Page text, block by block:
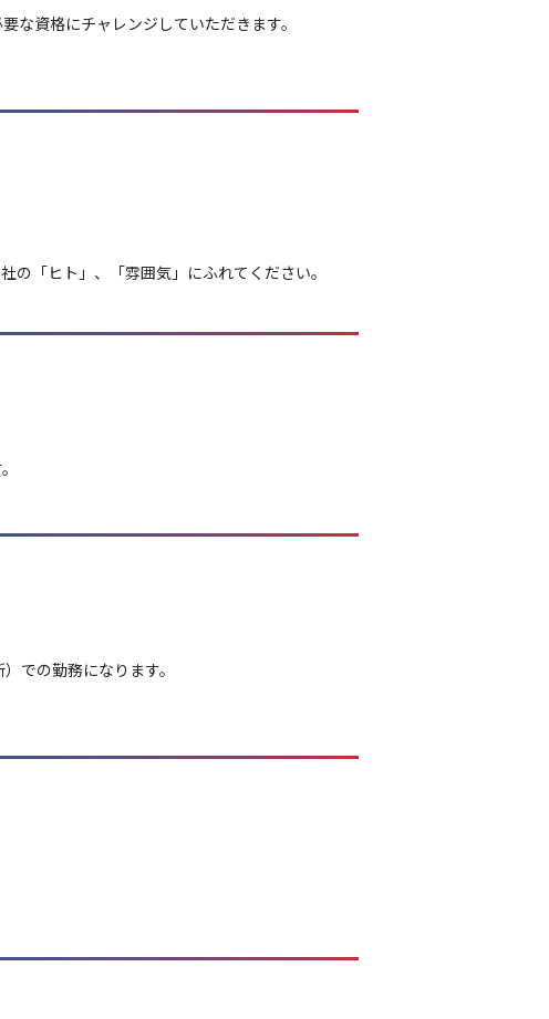
な資格にチャレンジしていただきます。
の「ヒト」、「雰囲気」にふれてください。
での勤務になります。